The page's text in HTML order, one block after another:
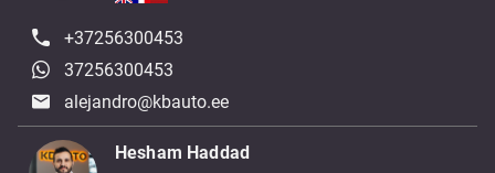
+37256300453
37256300453
alejandro@kbauto.ee
Hesham Haddad